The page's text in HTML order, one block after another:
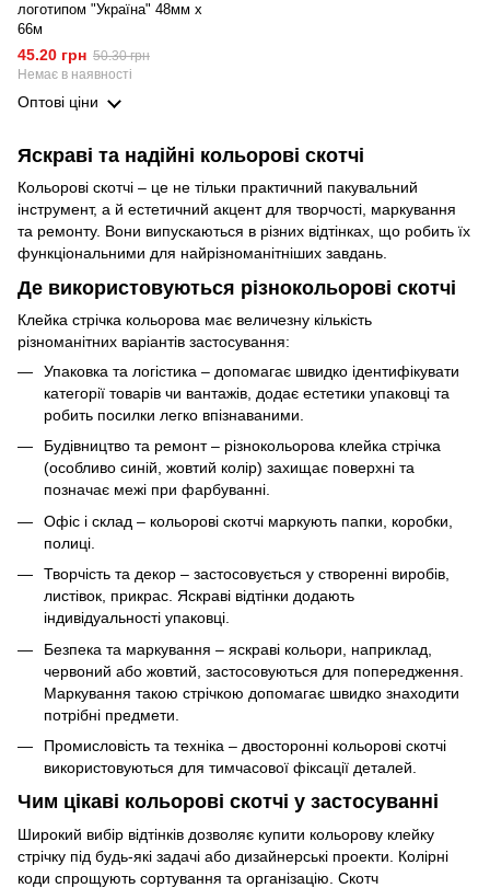
логотипом "Україна" 48мм х
66м
45.20 грн 50.30 грн
Немає в наявності
Оптові ціни
Яскраві та надійні кольорові скотчі
Кольорові скотчі – це не тільки практичний пакувальний
інструмент, а й естетичний акцент для творчості, маркування
та ремонту. Вони випускаються в різних відтінках, що робить їх
функціональними для найрізноманітніших завдань.
Де використовуються різнокольорові скотчі
Клейка стрічка кольорова має величезну кількість
різноманітних варіантів застосування:
Упаковка та логістика – допомагає швидко ідентифікувати
категорії товарів чи вантажів, додає естетики упаковці та
робить посилки легко впізнаваними.
Будівництво та ремонт – різнокольорова клейка стрічка
(особливо синій, жовтий колір) захищає поверхні та
позначає межі при фарбуванні.
Офіс і склад – кольорові скотчі маркують папки, коробки,
полиці.
Творчість та декор – застосовується у створенні виробів,
листівок, прикрас. Яскраві відтінки додають
індивідуальності упаковці.
Безпека та маркування – яскраві кольори, наприклад,
червоний або жовтий, застосовуються для попередження.
Маркування такою стрічкою допомагає швидко знаходити
потрібні предмети.
Промисловість та техніка – двосторонні кольорові скотчі
використовуються для тимчасової фіксації деталей.
Чим цікаві кольорові скотчі у застосуванні
Широкий вибір відтінків дозволяє купити кольорову клейку
стрічку під будь-які задачі або дизайнерські проекти. Колірні
коди спрощують сортування та організацію. Скотч